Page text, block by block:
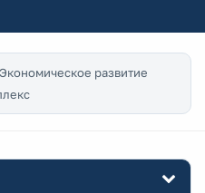
Экономическое развитие